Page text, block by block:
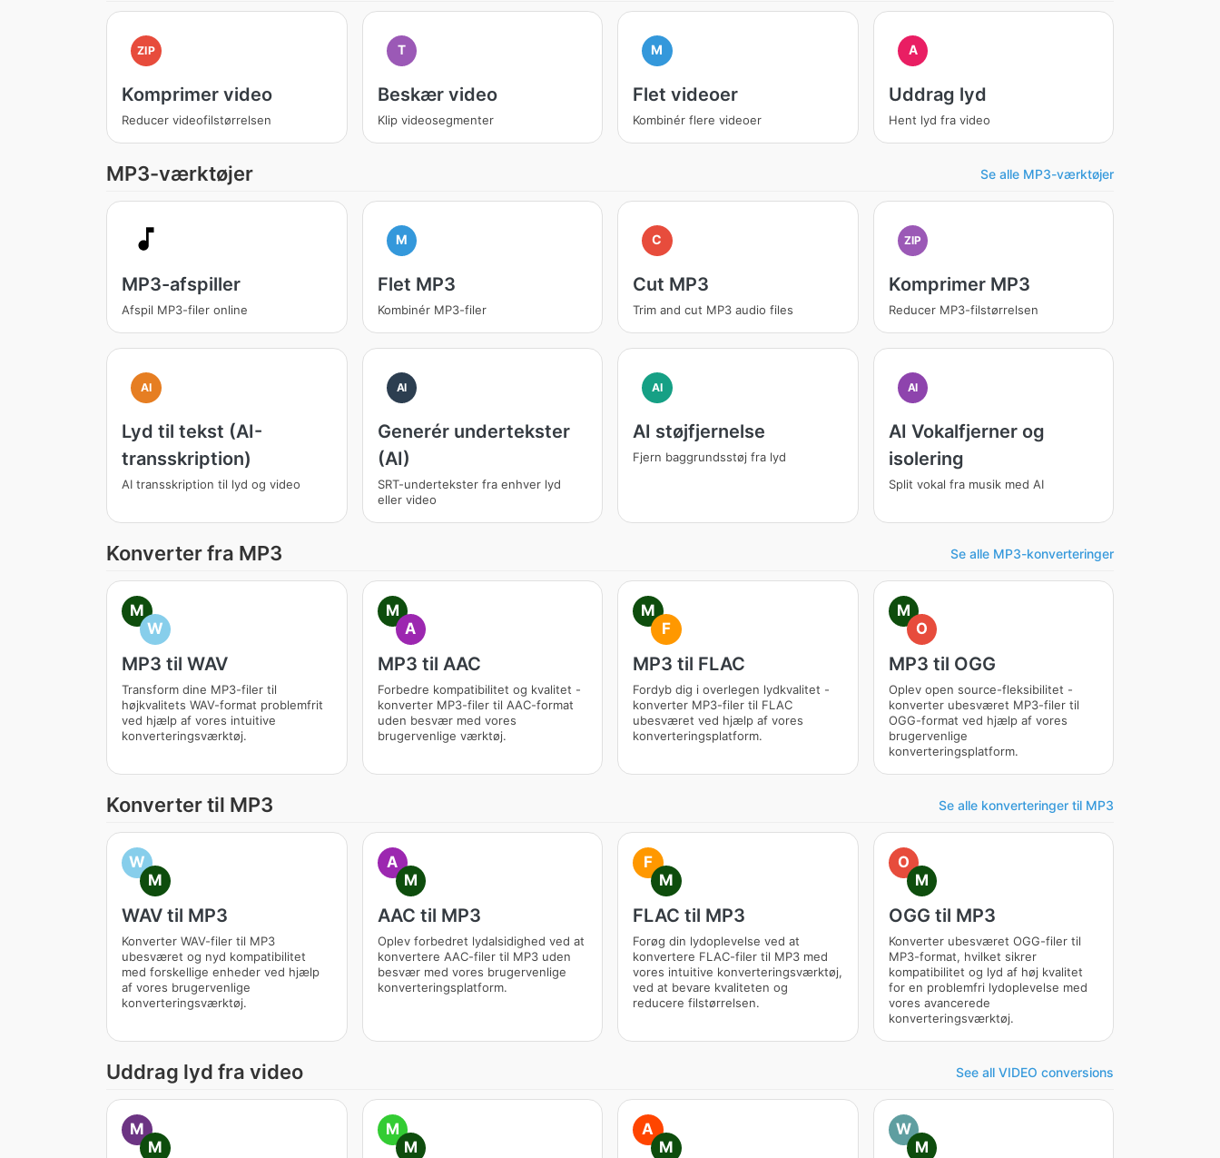
ZIP
Komprimer video
Reducer videofilstørrelsen
T
Beskær video
Klip videosegmenter
M
Flet videoer
Kombinér flere videoer
A
Uddrag lyd
Hent lyd fra video
MP3-værktøjer Se alle MP3-værktøjer
MP3-afspiller
Afspil MP3-filer online
M
Flet MP3
Kombinér MP3-filer
C
Cut MP3
Trim and cut MP3 audio files
ZIP
Komprimer MP3
Reducer MP3-filstørrelsen
AI
Lyd til tekst (AI-
transskription)
AI transskription til lyd og video
AI
Generér undertekster
(AI)
SRT-undertekster fra enhver lyd
eller video
AI
AI støjfjernelse
Fjern baggrundsstøj fra lyd
AI
AI Vokalfjerner og
isolering
Split vokal fra musik med AI
Konverter fra MP3 Se alle MP3-konverteringer
M
W
MP3 til WAV
Transform dine MP3-filer til
højkvalitets WAV-format problemfrit
ved hjælp af vores intuitive
konverteringsværktøj.
M
A
MP3 til AAC
Forbedre kompatibilitet og kvalitet -
konverter MP3-filer til AAC-format
uden besvær med vores
brugervenlige værktøj.
M
F
MP3 til FLAC
Fordyb dig i overlegen lydkvalitet -
konverter MP3-filer til FLAC
ubesværet ved hjælp af vores
konverteringsplatform.
M
O
MP3 til OGG
Oplev open source-fleksibilitet -
konverter ubesværet MP3-filer til
OGG-format ved hjælp af vores
brugervenlige
konverteringsplatform.
Konverter til MP3 Se alle konverteringer til MP3
W
M
WAV til MP3
Konverter WAV-filer til MP3
ubesværet og nyd kompatibilitet
med forskellige enheder ved hjælp
af vores brugervenlige
konverteringsværktøj.
A
M
AAC til MP3
Oplev forbedret lydalsidighed ved at
konvertere AAC-filer til MP3 uden
besvær med vores brugervenlige
konverteringsplatform.
F
M
FLAC til MP3
Forøg din lydoplevelse ved at
konvertere FLAC-filer til MP3 med
vores intuitive konverteringsværktøj,
ved at bevare kvaliteten og
reducere filstørrelsen.
O
M
OGG til MP3
Konverter ubesværet OGG-filer til
MP3-format, hvilket sikrer
kompatibilitet og lyd af høj kvalitet
for en problemfri lydoplevelse med
vores avancerede
konverteringsværktøj.
Uddrag lyd fra video See all VIDEO conversions
M
M
M
M
A
M
W
M